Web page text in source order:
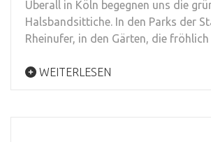
Überall in Köln begegnen uns die
Halsbandsittiche. In den Parks der
Rheinufer, in den Gärten, die
WEITERLESEN